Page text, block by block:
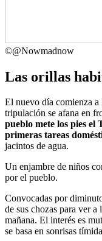
©@Nowmadnow
Las orillas
El nuevo día comienza a
tripulación se afana en
pueblo mete los pies el
primeras tareas
jacintos de agua.
Un enjambre de niños
por el pueblo.
Convocadas por
de sus chozas para ver
mañana. El interés es
se basa en sonrisas